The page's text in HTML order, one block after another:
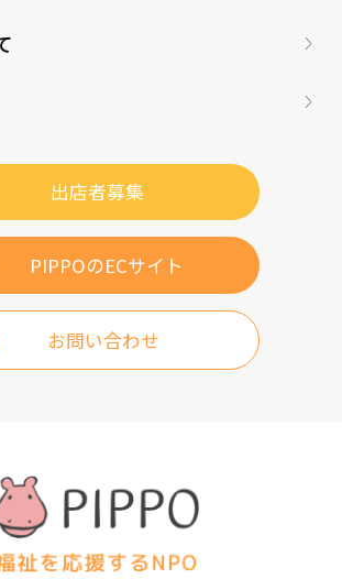
出店者募集
PIPPOのECサイト
お問い合わせ